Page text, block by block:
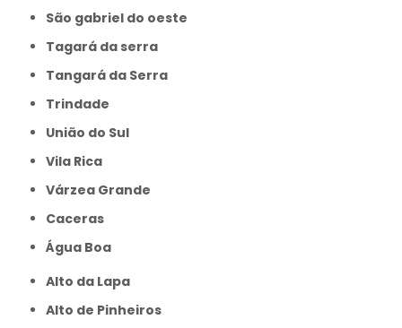
São gabriel do oeste
Tagará da serra
Tangará da Serra
Trindade
União do Sul
Vila Rica
Várzea Grande
caceras
Água Boa
Alto da Lapa
Alto de Pinheiros